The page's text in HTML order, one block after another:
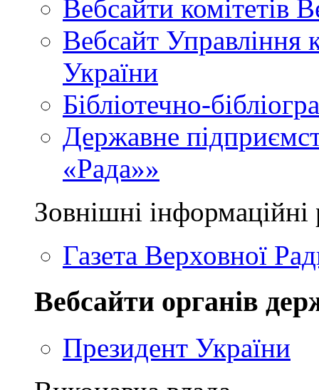
Вебсайти комітетів
Вебсайт Управління
України
Бібліотечно-
Державне
«Рада»»
Зовнішні інформаційні
Газета Верховної
Вебсайти органів
Президент України